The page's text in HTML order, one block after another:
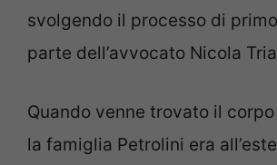
svolgendo il processo di
parte dell’avvocato Nicola
Quando venne trovato il
la famiglia Petrolini era